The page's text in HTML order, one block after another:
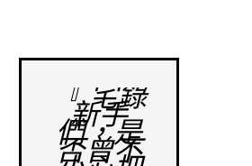
『 宅錄
新手
們，是
否曾不